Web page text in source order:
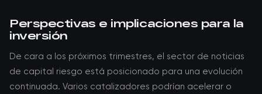
Perspectivas e implicaciones para la
inversión
De cara a los próximos trimestres, el sector de noticias
de capital riesgo está posicionado para una evolución
continuada. Varios catalizadores podrían acelerar o